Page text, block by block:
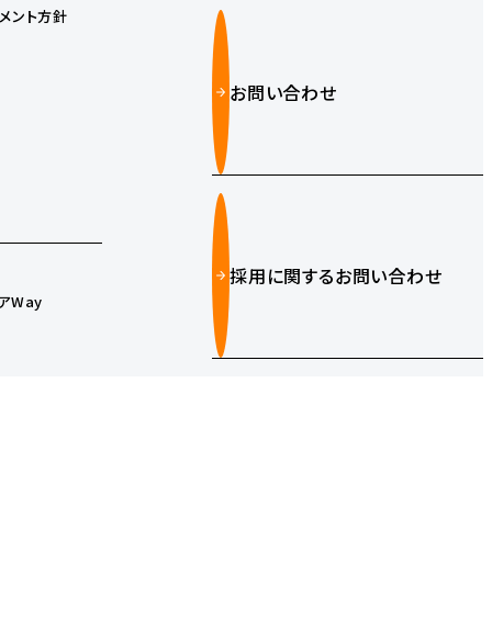
ント方針
Way
お問い合わせ
採用に関するお問い合わせ